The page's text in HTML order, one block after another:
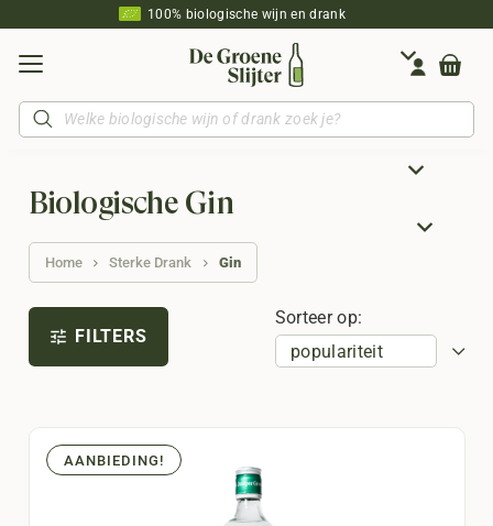
100% biologische wijn en drank
Producten
zoeken
AANBIEDING!
Biologische Gin
Home Sterke Drank Gin
tune FILTERS
Sorteer op: